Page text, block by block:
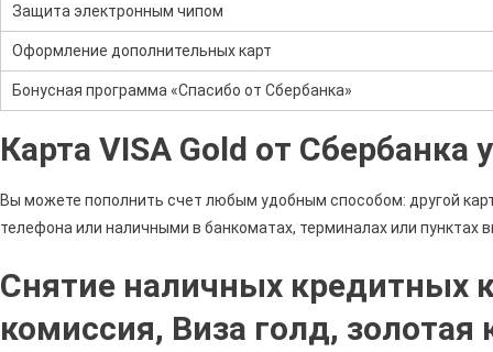
Защита электронным чипом
Оформление дополнительных карт
Бонусная программа «Спасибо от Сбербанка»
Карта VISA Gold от
Вы можете пополнить счет любым удобным способом: другой
телефона или наличными в банкоматах, терминалах или пунктах
Снятие наличных кредитных
комиссия, Виза голд, золотая